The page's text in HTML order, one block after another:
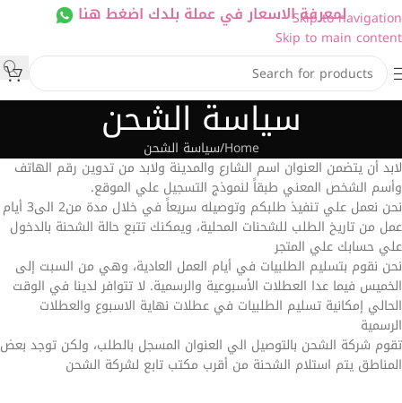
لمعرفة الاسعار في عملة بلدك اضغط هناSkip to navigation
Skip to main content
سياسة الشحن
Home سياسة الشحن
لابد أن يتضمن العنوان اسم الشارع والمدينة ولابد من تدوين رقم الهاتف
وأسم الشخص المعني طبقاً لنموذج التسجيل علي الموقع.
نحن نعمل علي تنفيذ طلبكم وتوصيله سريعاً في خلال مدة من2 الى3 أيام
عمل من تاريخ الطلب للشحنات المحلية، ويمكنك تتبع حالة الشحنة بالدخول
علي حسابك علي المتجر
نحن نقوم بتسليم الطلبيات في أيام العمل العادية، وهي من السبت إلى
الخميس فيما عدا العطلات الأسبوعية والرسمية. لا تتوافر لدينا في الوقت
الحالي إمكانية تسليم الطلبيات في عطلات نهاية الاسبوع والعطلات
الرسمية
تقوم شركة الشحن بالتوصيل الي العنوان المسجل بالطلب، ولكن توجد بعض
المناطق يتم استلام الشحنة من أقرب مكتب تابع لشركة الشحن